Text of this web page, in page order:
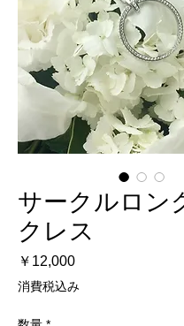
サークルロン
クレス
￥12,000価
格
消費税込み